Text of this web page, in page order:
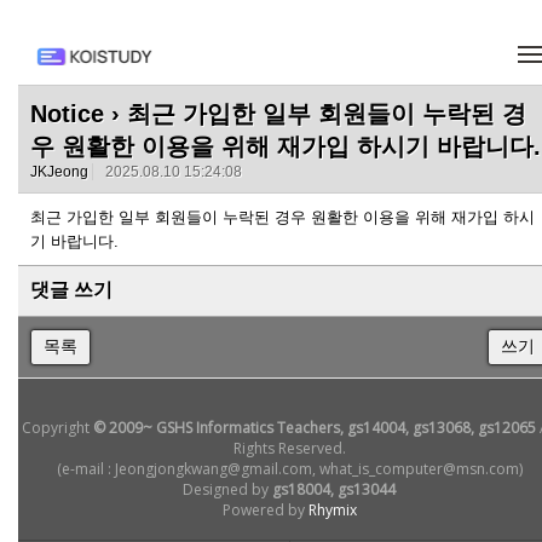
Notice › 최근 가입한 일부 회원들이 누락된 경
우 원활한 이용을 위해 재가입 하시기 바랍니다.
JKJeong 2025.08.10 15:24:08
최근 가입한 일부 회원들이 누락된 경우 원활한 이용을 위해 재가입 하시
기 바랍니다.
댓글 쓰기
목록 쓰기
Copyright © 2009~ GSHS Informatics Teachers, gs14004, gs13068, gs12065
Rights Reserved.
(e-mail : Jeongjongkwang@gmail.com, what_is_computer@msn.com)
Designed by gs18004, gs13044
Powered by Rhymix